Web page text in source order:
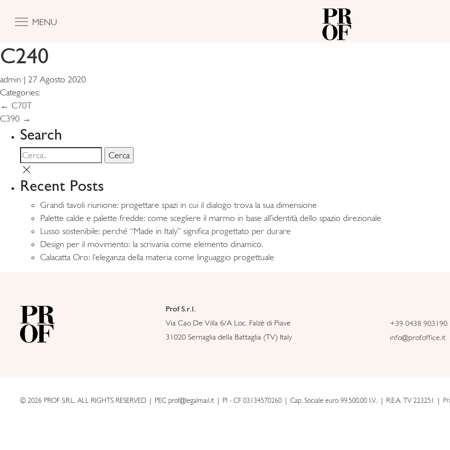
MENU
C240
admin | 27 Agosto 2020
Categories:
Navigazione
articoli
← C70T
C390 →
Search
Recent Posts
Grandi tavoli riunione: progettare spazi in cui il dialogo trova la sua dimensione
Palette calde e palette fredde: come scegliere il marmo in base all’identità dello spazio direzionale
Lusso sostenibile: perché “Made in Italy” significa progettato per durare
Design per il movimento: la scrivania come elemento dinamico.
Calacatta Oro: l’eleganza della materia come linguaggio progettuale
Prof S.r.l.
Via Cao De Villa 6/A Loc. Falzè di Piave
31020 Sernaglia della Battaglia (TV) Italy
+39 0438 903190
info@profoffice.it
© 2026 PROF S.R.L. ALL RIGHTS RESERVED PEC prof@legalmail.it PI - CF 03134570260 Cap. Sociale euro 99.500,00 I.V.. R.E.A. TV 223251